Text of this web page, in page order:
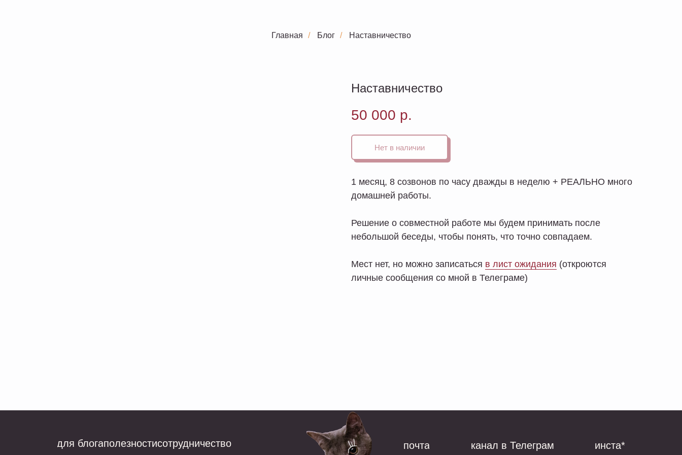
Главная / Блог / Наставничество
Наставничество
50 000 р.
Нет в наличии
1 месяц, 8 созвонов по часу дважды в неделю + РЕАЛЬНО много
домашней работы.
Решение о совместной работе мы будем принимать после
небольшой беседы, чтобы понять, что точно совпадаем.
Мест нет, но можно записаться в лист ожидания (откроются
личные сообщения со мной в Телеграме)
почта канал в Телеграм инста*
для блогаполезностисотрудничество